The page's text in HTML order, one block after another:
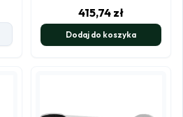
415,74 zł
Dodaj do koszyka